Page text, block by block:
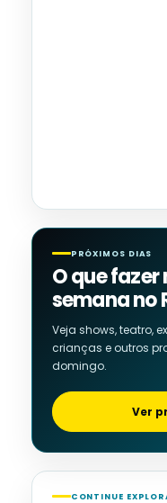
PRÓXIMOS DIAS
O que
semana no
Veja shows, teatro,
crianças e outros
domingo.
Ver
CONTINUE